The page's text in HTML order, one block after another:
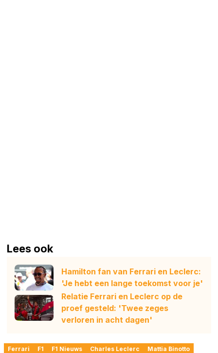
Lees ook
Hamilton fan van Ferrari en Leclerc:
'Je hebt een lange toekomst voor je'
Relatie Ferrari en Leclerc op de
proef gesteld: 'Twee zeges
verloren in acht dagen'
Ferrari F1 F1 Nieuws Charles Leclerc
Mattia Binotto